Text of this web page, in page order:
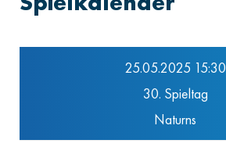
25.05.2025 15:30
30. Spieltag
Naturns